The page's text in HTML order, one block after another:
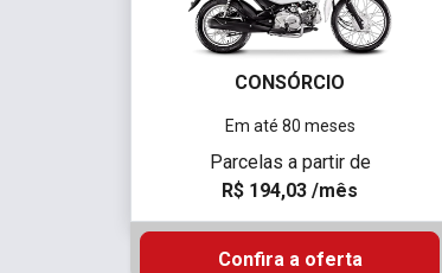
CONSÓRCIO
Em até 80 meses
Parcelas a partir de
R$ 194,03 /mês
Confira a oferta